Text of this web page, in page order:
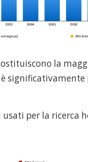
la
significativamente
per la ricerca